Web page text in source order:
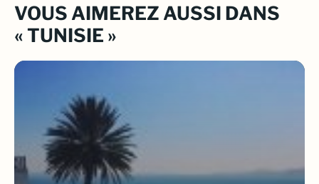
VOUS AIMEREZ AUSSI DANS
« TUNISIE »